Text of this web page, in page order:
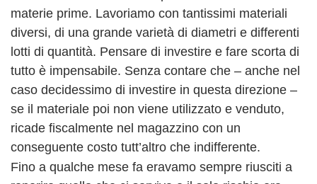
materie prime. Lavoriamo con tantissimi materiali
diversi, di una grande varietà di diametri e differenti
lotti di quantità. Pensare di investire e fare scorta di
tutto è impensabile. Senza contare che – anche nel
caso decidessimo di investire in questa direzione –
se il materiale poi non viene utilizzato e venduto,
ricade fiscalmente nel magazzino con un
conseguente costo tutt’altro che indifferente.
Fino a qualche mese fa eravamo sempre riusciti a